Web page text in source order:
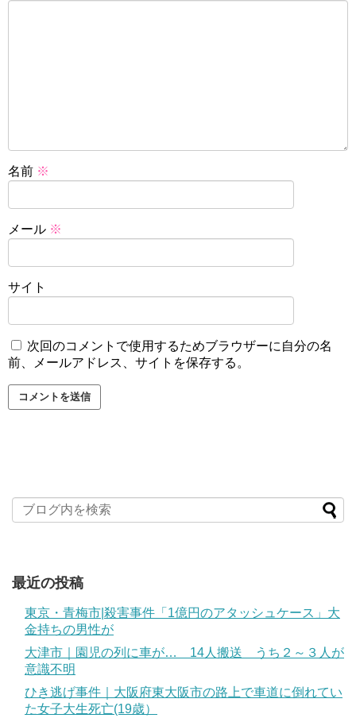
名前 ※
メール ※
サイト
次回のコメントで使用するためブラウザーに自分の名
前、メールアドレス、サイトを保存する。
最近の投稿
東京・青梅市|殺害事件「1億円のアタッシュケース」大
金持ちの男性が
大津市｜園児の列に車が… 14人搬送 うち２～３人が
意識不明
ひき逃げ事件｜大阪府東大阪市の路上で車道に倒れてい
た女子大生死亡(19歳）